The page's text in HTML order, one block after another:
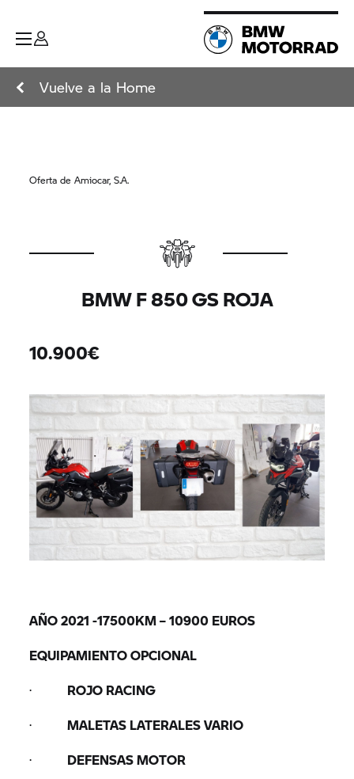
Vuelve a la Home
Oferta de Amiocar, S.A.
BMW F 850 GS ROJA
10.900€
AÑO 2021 -17500KM – 10900 EUROS
EQUIPAMIENTO OPCIONAL
· ROJO RACING
·MALETAS LATERALES VARIO
· DEFENSAS MOTOR